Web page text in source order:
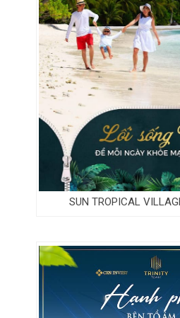
SUN TROPICAL